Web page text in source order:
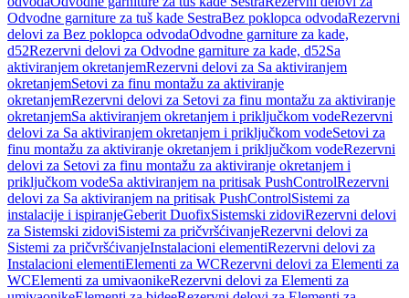
Odvodne garniture za tuš kade SestraBez poklopca odvodaRezervni
delovi za Bez poklopca odvodaOdvodne garniture za kade,
d52Rezervni delovi za Odvodne garniture za kade, d52Sa
aktiviranjem okretanjemRezervni delovi za Sa aktiviranjem
okretanjemSetovi za finu montažu za aktiviranje
okretanjemRezervni delovi za Setovi za finu montažu za aktiviranje
okretanjemSa aktiviranjem okretanjem i priključkom vodeRezervni
delovi za Sa aktiviranjem okretanjem i priključkom vodeSetovi za
finu montažu za aktiviranje okretanjem i priključkom vodeRezervni
delovi za Setovi za finu montažu za aktiviranje okretanjem i
priključkom vodeSa aktiviranjem na pritisak PushControlRezervni
delovi za Sa aktiviranjem na pritisak PushControlSistemi za
instalacije i ispiranjeGeberit DuofixSistemski zidoviRezervni delovi
za Sistemski zidoviSistemi za pričvršćivanjeRezervni delovi za
Sistemi za pričvršćivanjeInstalacioni elementiRezervni delovi za
Instalacioni elementiElementi za WCRezervni delovi za Elementi za
WCElementi za umivaonikeRezervni delovi za Elementi za